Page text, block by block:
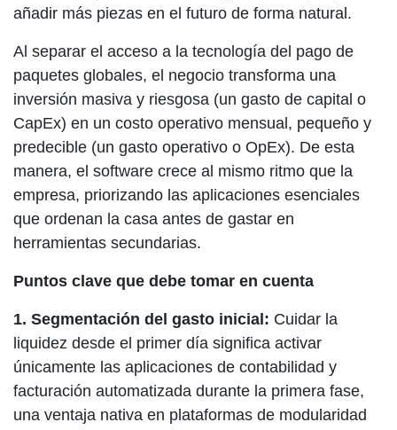
añadir más piezas en el futuro de forma natural.
Al separar el acceso a la tecnología del pago de
paquetes globales, el negocio transforma una
inversión masiva y riesgosa (un gasto de capital o
CapEx) en un costo operativo mensual, pequeño y
predecible (un gasto operativo o OpEx). De esta
manera, el software crece al mismo ritmo que la
empresa, priorizando las aplicaciones esenciales
que ordenan la casa antes de gastar en
herramientas secundarias.
Puntos clave que debe tomar en cuenta
1. Segmentación del gasto inicial: Cuidar la
liquidez desde el primer día significa activar
únicamente las aplicaciones de contabilidad y
facturación automatizada durante la primera fase,
una ventaja nativa en plataformas de modularidad